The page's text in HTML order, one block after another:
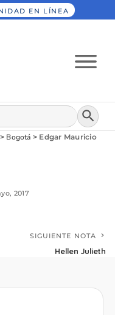
EN LÍNEA
Botón
> Bogotá > Edgar Mauricio
2017
SIGUIENTE NOTA
Hellen Julieth